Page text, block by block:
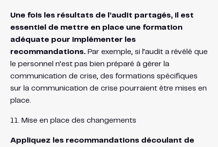
Une fois les résultats de l’audit partagés, il est
essentiel de mettre en place une formation
adéquate pour implémenter les
recommandations.Par exemple, si l’audit a révélé que
le personnel n’est pas bien préparé à gérer la
communication de crise, des formations spécifiques
sur la communication de crise pourraient être mises en
place.
11. Mise en place des changements
Appliquez les recommandations découlant de